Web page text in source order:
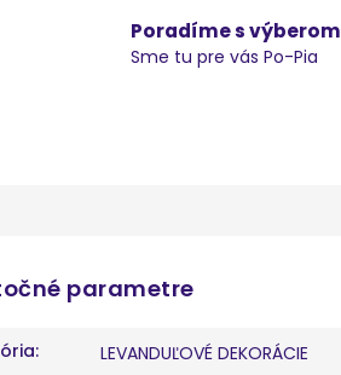
Poradíme s výberom
Sme tu pre vás Po-Pia
parametre
:
LEVANDUĽOVÉ DEKORÁCIE